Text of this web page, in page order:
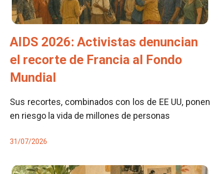
AIDS 2026: Activistas denuncian
el recorte de Francia al Fondo
Mundial
Sus recortes, combinados con los de EE UU, ponen
en riesgo la vida de millones de personas
31/07/2026